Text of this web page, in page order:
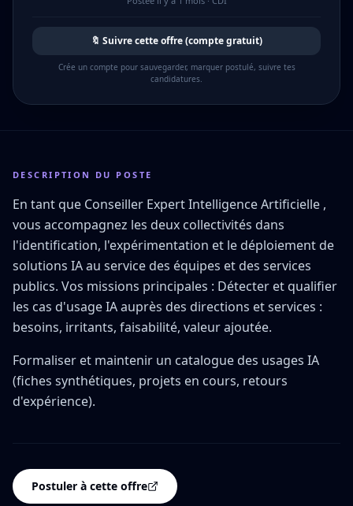
🔖 Suivre cette offre (compte gratuit)
Crée un compte pour sauvegarder, marquer postulé, suivre tes
candidatures.
DESCRIPTION DU POSTE
En tant que Conseiller Expert Intelligence Artificielle ,
vous accompagnez les deux collectivités dans
l'identification, l'expérimentation et le déploiement de
solutions IA au service des équipes et des services
publics. Vos missions principales : Détecter et qualifier
les cas d'usage IA auprès des directions et services :
besoins, irritants, faisabilité, valeur ajoutée.
Formaliser et maintenir un catalogue des usages IA
(fiches synthétiques, projets en cours, retours
d'expérience).
Postuler à cette offre